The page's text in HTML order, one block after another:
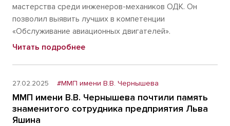
мастерства среди инженеров-механиков ОДК. Он
позволил выявить лучших в компетенции
«Обслуживание авиационных двигателей».
Читать подробнее
27.02.2025 #ММП имени В.В. Чернышева
ММП имени В.В. Чернышева почтили память
знаменитого сотрудника предприятия Льва
Яшина